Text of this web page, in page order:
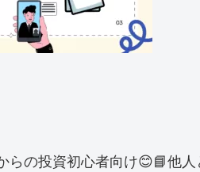
らの投資初心者向け😊📘他